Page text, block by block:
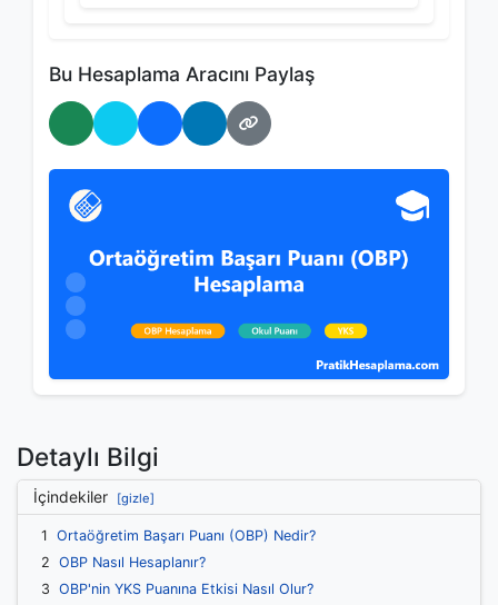
Bu Hesaplama Aracını Paylaş
WhatsApp'ta Paylaş
Twitter'da Paylaş
Facebook'ta Paylaş
LinkedIn'de Paylaş
Bağlantıyı Kopyala
Detaylı Bilgi
İçindekiler [gizle]
1 Ortaöğretim Başarı Puanı (OBP) Nedir?
2 OBP Nasıl Hesaplanır?
3 OBP'nin YKS Puanına Etkisi Nasıl Olur?